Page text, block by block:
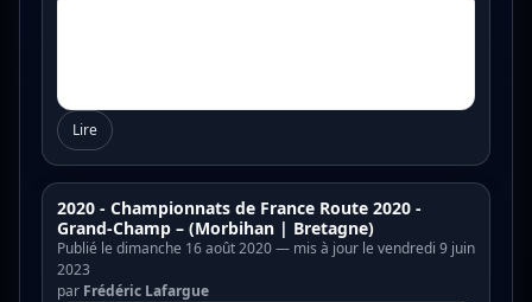
Lire
2020 - Championnats de France Route 2020 -
Grand-Champ – (Morbihan | Bretagne)
Publié le dimanche 16 août 2020 — mis à jour le vendredi 9 juin
2023
par Frédéric Lafargue